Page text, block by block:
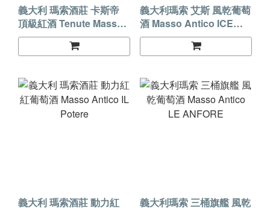
義大利 瑪索酒莊 卡斯帝
頂級紅酒 Tenute Masso
Antico I Clasti Primitivo
Sussumaniello
義大利瑪索 艾斯 風乾葡萄
酒 Masso Antico ICE
Primitivo
義大利 瑪索酒莊 動力紅 義大利瑪索 三桶旗艦 風乾